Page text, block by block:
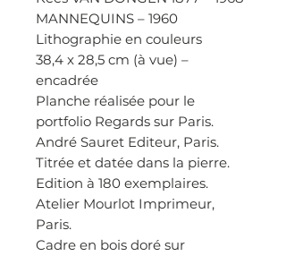
MANNEQUINS – 1960
Lithographie en couleurs
38,4 x 28,5 cm (à vue) –
encadrée
Planche réalisée pour le
portfolio Regards sur Paris.
André Sauret Editeur, Paris.
Titrée et datée dans la pierre.
Edition à 180 exemplaires.
Atelier Mourlot Imprimeur,
Paris.
Cadre en bois doré sur